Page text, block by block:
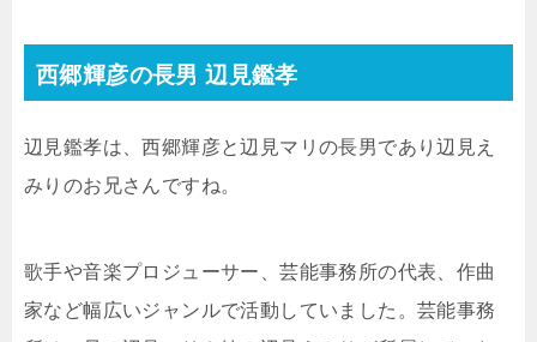
西郷輝彦の長男 辺見鑑孝
辺見鑑孝は、西郷輝彦と辺見マリの長男であり辺見え
みりのお兄さんですね。
歌手や音楽プロジューサー、芸能事務所の代表、作曲
家など幅広いジャンルで活動していました。芸能事務